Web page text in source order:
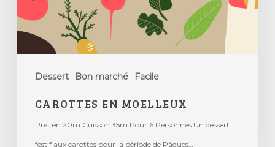
Dessert Bon marché Facile
CAROTTES EN MOELLEUX
Prêt en 20m Cuisson 35m Pour 6 Personnes Un dessert
festif aux carottes pour la période de Pâques…